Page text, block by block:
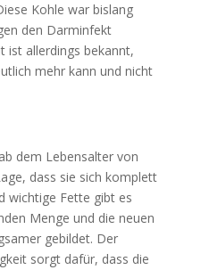
Kohle war bislang
den Darminfekt
ist allerdings bekannt,
mehr kann und nicht
dem Lebensalter von
dass sie sich komplett
wichtige Fette gibt es
Menge und die neuen
gebildet. Der
sorgt dafür, dass die